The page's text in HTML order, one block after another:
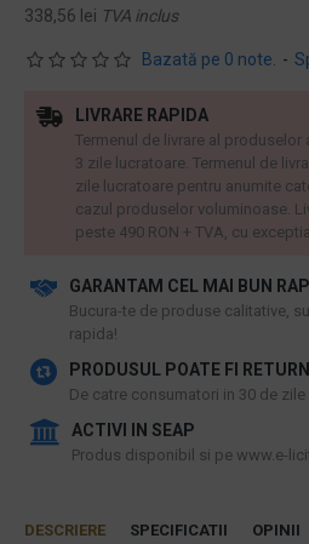
Bazată pe 0 note. -
338,56 lei TVA inclus
GARANTAM CEL MAI BUN
​Bucura-te de produse calitative,
rapida!
PRODUSUL POATE FI
De catre consumatori in 30 de
ACTIVI IN SEAP
Produs disponibil si pe www.e-
LIVRARE RAPIDA
Termenul de livrare al
3 zile lucratoare. Termenul de
zile lucratoare pentru anumite
cazul produselor voluminoase.
peste 490 RON + TVA, cu
DESCRIERE SPECIFICATII OPINII